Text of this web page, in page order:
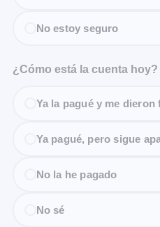
No estoy seguro
¿Cómo está la cuenta hoy?
Ya la pagué y me
Ya pagué, pero sigue
No la he pagado
No sé